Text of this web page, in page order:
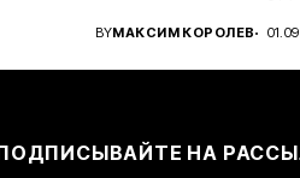
проявить
BYМАКСИМ КОРОЛЕВ
НА